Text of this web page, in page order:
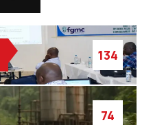
134
74